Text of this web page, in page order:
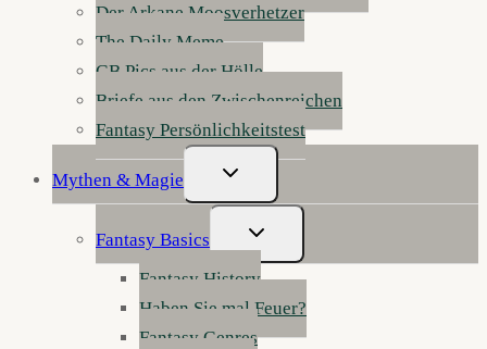
Der Arkane Moosverhetzer
The Daily Meme
GB Pics aus der Hölle
Briefe aus den Zwischenreichen
Fantasy Persönlichkeitstest
Mythen & Magie
Untermenü
Umschalten
Fantasy Basics
Untermenü
Umschalten
Fantasy History
Haben Sie mal Feuer?
Fantasy Genres